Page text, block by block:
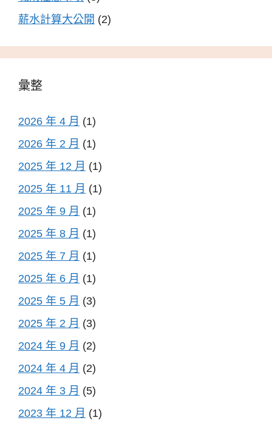
薪水計算大公開 (2)
彙整
2026 年 4 月 (1)
2026 年 2 月 (1)
2025 年 12 月 (1)
2025 年 11 月 (1)
2025 年 9 月 (1)
2025 年 8 月 (1)
2025 年 7 月 (1)
2025 年 6 月 (1)
2025 年 5 月 (3)
2025 年 2 月 (3)
2024 年 9 月 (2)
2024 年 4 月 (2)
2024 年 3 月 (5)
2023 年 12 月 (1)